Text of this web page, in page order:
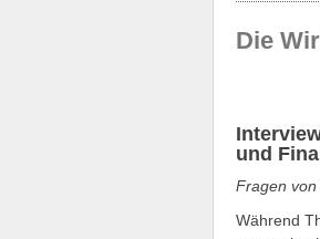
Die
und
Fragen
Während